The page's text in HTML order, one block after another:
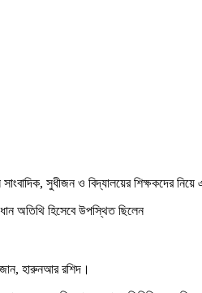
সাংবাদিক, সুধীজন ও বিদ্যালয়ের শিক্ষকদের
অতিথি হিসেবে উপস্থিত ছিলেন
হারুনআর রশিদ।